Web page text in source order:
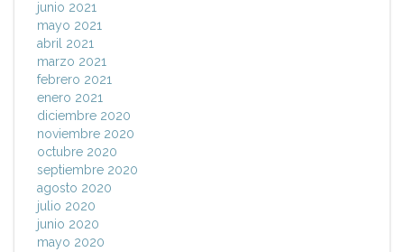
junio 2021
mayo 2021
abril 2021
marzo 2021
febrero 2021
enero 2021
diciembre 2020
noviembre 2020
octubre 2020
septiembre 2020
agosto 2020
julio 2020
junio 2020
mayo 2020